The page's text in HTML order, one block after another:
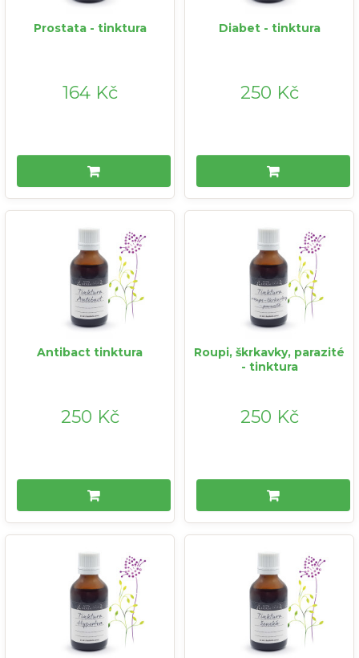
Prostata - tinktura
164 Kč
Diabet - tinktura
250 Kč
Antibact tinktura
250 Kč
Roupi, škrkavky, parazité
- tinktura
250 Kč